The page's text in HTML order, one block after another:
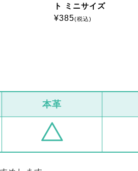
ト ミニサイズ
¥385(税込)
本革